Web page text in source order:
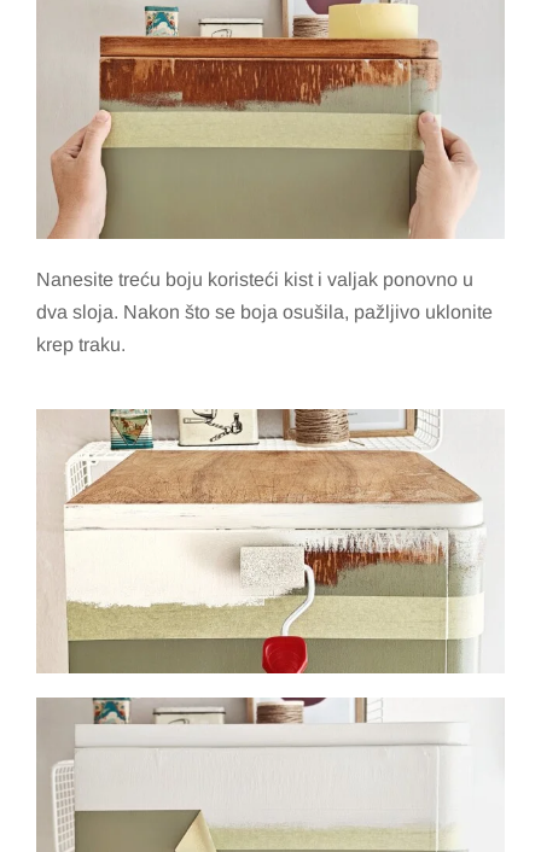
Nanesite treću boju koristeći kist i valjak ponovno u
dva sloja. Nakon što se boja osušila, pažljivo uklonite
krep traku.